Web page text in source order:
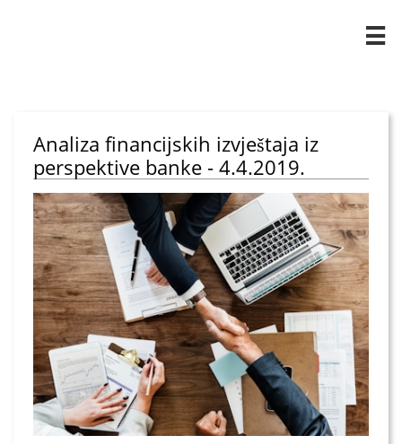

Analiza financijskih izvještaja iz
perspektive banke - 4.4.2019.